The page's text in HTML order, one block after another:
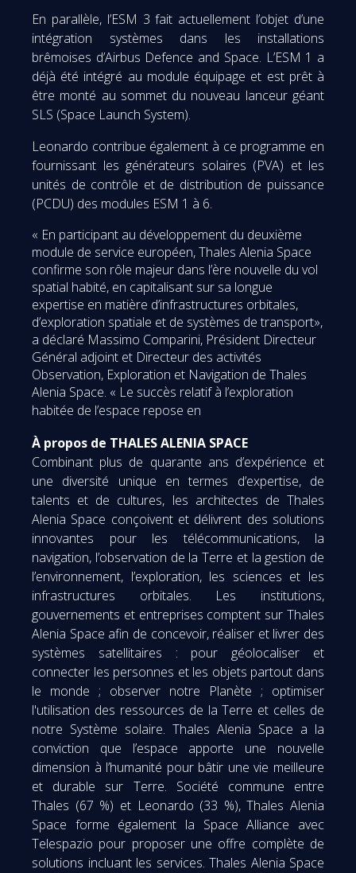
En parallèle, l’ESM 3 fait actuellement l’objet d’une
intégration systèmes dans les installations
brêmoises d’Airbus Defence and Space. L’ESM 1 a
déjà été intégré au module équipage et est prêt à
être monté au sommet du nouveau lanceur géant
SLS (Space Launch System).
Leonardo contribue également à ce programme en
fournissant les générateurs solaires (PVA) et les
unités de contrôle et de distribution de puissance
(PCDU) des modules ESM 1 à 6.
« En participant au développement du deuxième
module de service européen, Thales Alenia Space
confirme son rôle majeur dans l’ère nouvelle du vol
spatial habité, en capitalisant sur sa longue
expertise en matière d’infrastructures orbitales,
d’exploration spatiale et de systèmes de transport»,
a déclaré Massimo Comparini, Président Directeur
Général adjoint et Directeur des activités
Observation, Exploration et Navigation de Thales
Alenia Space. « Le succès relatif à l’exploration
habitée de l’espace repose en
À propos de THALES ALENIA SPACE
Combinant plus de quarante ans d’expérience et
une diversité unique en termes d’expertise, de
talents et de cultures, les architectes de Thales
Alenia Space conçoivent et délivrent des solutions
innovantes pour les télécommunications, la
navigation, l’observation de la Terre et la gestion de
l’environnement, l’exploration, les sciences et les
infrastructures orbitales. Les institutions,
gouvernements et entreprises comptent sur Thales
Alenia Space afin de concevoir, réaliser et livrer des
systèmes satellitaires : pour géolocaliser et
connecter les personnes et les objets partout dans
le monde ; observer notre Planète ; optimiser
l'utilisation des ressources de la Terre et celles de
notre Système solaire. Thales Alenia Space a la
conviction que l’espace apporte une nouvelle
dimension à l’humanité pour bâtir une vie meilleure
et durable sur Terre. Société commune entre
Thales (67 %) et Leonardo (33 %), Thales Alenia
Space forme également la Space Alliance avec
Telespazio pour proposer une offre complète de
solutions incluant les services. Thales Alenia Space